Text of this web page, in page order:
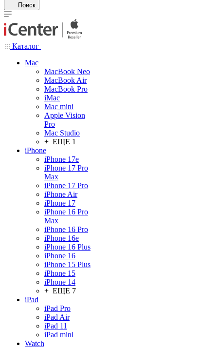
Поиск
Каталог
Mac
MacBook Neo
MacBook Air
MacBook Pro
iMac
Mac mini
Apple Vision
Pro
Mac Studio
+ ЕЩЕ 1
iPhone
iPhone 17e
iPhone 17 Pro
Max
iPhone 17 Pro
iPhone Air
iPhone 17
iPhone 16 Pro
Max
iPhone 16 Pro
iPhone 16e
iPhone 16 Plus
iPhone 16
iPhone 15 Plus
iPhone 15
iPhone 14
+ ЕЩЕ 7
iPad
iPad Pro
iPad Air
iPad 11
iPad mini
Watch